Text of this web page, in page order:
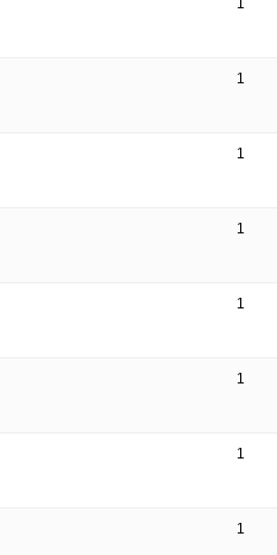
1
1
1
1
1
1
1